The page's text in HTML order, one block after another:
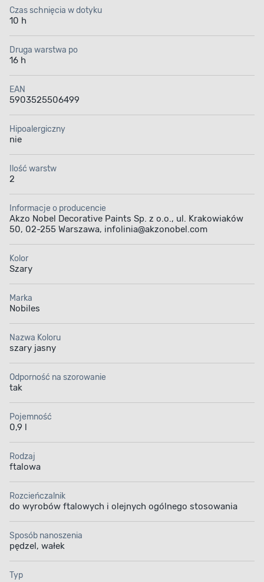
Czas schnięcia w dotyku
10 h
Druga warstwa po
16 h
EAN
5903525506499
Hipoalergiczny
nie
Ilość warstw
2
Informacje o producencie
Akzo Nobel Decorative Paints Sp. z o.o., ul. Krakowiaków
50, 02-255 Warszawa, infolinia@akzonobel.com
Kolor
Szary
Marka
Nobiles
Nazwa Koloru
szary jasny
Odporność na szorowanie
tak
Pojemność
0,9 l
Rodzaj
ftalowa
Rozcieńczalnik
do wyrobów ftalowych i olejnych ogólnego stosowania
Sposób nanoszenia
pędzel, wałek
Typ